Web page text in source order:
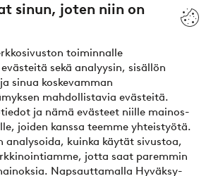
sinun, joten niin on
toiminnalle
sekä analyysin, sisällön
sinua koskevamman
mahdollistavia evästeitä.
ja nämä evästeet niille mainos-
joiden kanssa teemme yhteistyötä.
analysoida, kuinka käytät sivustoa,
jotta saat paremmin
Napsauttamalla Hyväksy-
maksut – maksa nyt tai erissä
lisää maksuvaihtoehdoistamme?
elpy